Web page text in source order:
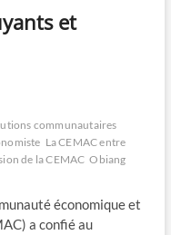
et
communautaires
La CEMAC entre
de la CEMAC Obiang
économique et
a confié au